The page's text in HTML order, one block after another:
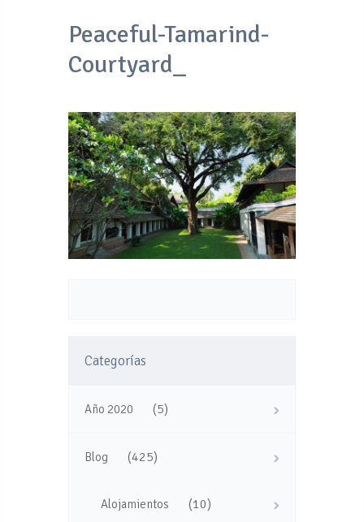
Peaceful-Tamarind-
Courtyard_
Categorías
Año 2020 (5)
Blog (425)
Alojamientos (10)